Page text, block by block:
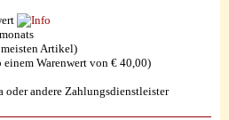
Artikel)
Warenwert von € 40,00)
andere Zahlungsdienstleister